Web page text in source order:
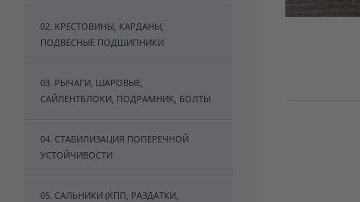
02. КРЕСТОВИНЫ, КАРДАНЫ,
ПОДВЕСНЫЕ ПОДШИПНИКИ
03. РЫЧАГИ, ШАРОВЫЕ,
САЙЛЕНТБЛОКИ, ПОДРАМНИК, БОЛТЫ
04. СТАБИЛИЗАЦИЯ ПОПЕРЕЧНОЙ
УСТОЙЧИВОСТИ
05. САЛЬНИКИ (КПП, РАЗДАТКИ,